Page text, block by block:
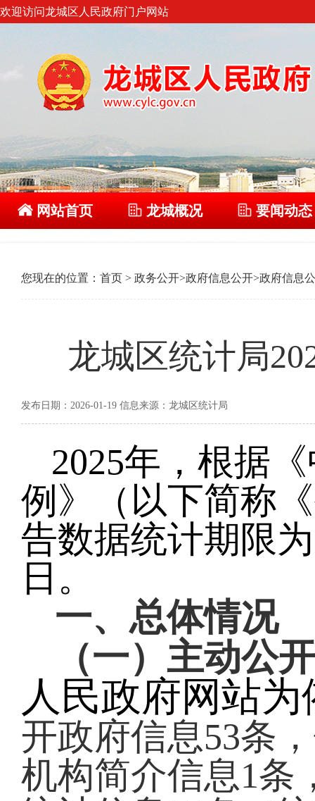
欢迎访问龙城区人民政府门户网站
网站首页 龙城概况 要闻动态
您现在的位置： 首页 > 政务公开>政府信息公开>政府信息
龙城区统计局
发布日期：2026-01-19 信息来源：龙城区统计局
2025年，根据
例》（以下简称
告数据统计期限为
日。
一、总体情况
（一）主动公
人民政府网站为
开政府信息53条
机构简介信息1条